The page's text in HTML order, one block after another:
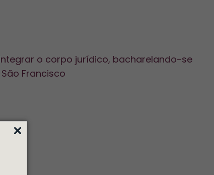
o corpo jurídico, bacharelando-se
Francisco